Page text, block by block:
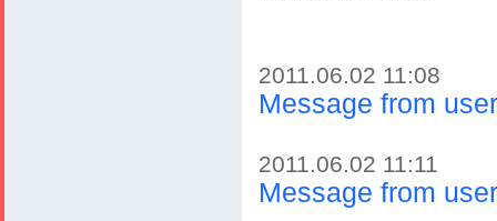
2011.06.02 11:08
Message from
2011.06.02 11:11
Message from